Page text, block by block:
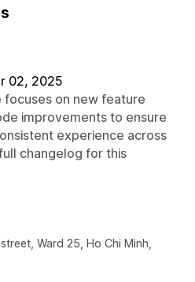
02, 2025
focuses on new feature
improvements to ensure
experience across
changelog for this
Ward 25, Ho Chi Minh,